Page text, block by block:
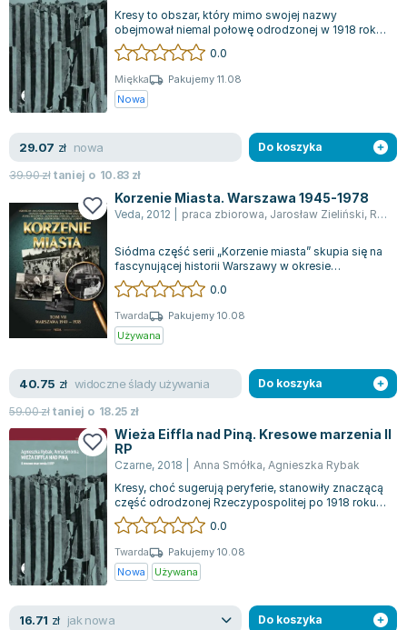
Książki o naukach politycznych dla studentów
Książki do nauk przyrodniczych dla studentów
Książki do nauk społecznych dla studentów
Książki do nauk ścisłych dla studentów
Technologia żywności - książki
Zarządzanie i marketing - książki
Nauka języków obcych - książki
Podręczniki dla nauczycieli - metodyka
Repetytoria, testy i materiały pomocnicze
Bolesław Prus
Clive Cussler
Wanda Chotomska
Józef Ignacy Kraszewski
Martyna Wojciechowska
Melissa De la Cruz
Blanka Lipińska
Jaś Kapela
Agatha Christie
Witold Gadowski
Jan Pietrzak
Marcin Kowalczyk
Piotr Zychowicz
Piotr Kościelny
Jan Piński
Zygmunt Freud
Agata Passent
Michel Moran
Maciej Orłoś
Jo Nesbo
Katarzyna Miller
Antoine de Saint Exupery
Mark Twain
Kresy to obszar, który mimo swojej nazwy
obejmował niemal połowę odrodzonej w 1918 roku
Rzeczypospolitej. Zniszczenia spowodowane...
0.0
Miękka
Pakujemy 11.08
Nowa
29.07 zł nowa
39.90złtaniej o 10.83 zł
Do koszyka
Korzenie Miasta. Warszawa 1945-1978
Veda, 2012 praca zbiorowa, Jarosław Zieliński, Roman Dziewoński
Siódma część serii „Korzenie miasta” skupia się na
fascynującej historii Warszawy w okresie
powojennym, przedstawiając proces jej...
0.0
Twarda
Pakujemy 10.08
Używana
40.75 zł widoczne ślady używania
59.00złtaniej o 18.25 zł
Do koszyka
Wieża Eiffla nad Piną. Kresowe marzenia II
RP
Czarne, 2018 Anna Smółka, Agnieszka Rybak
Kresy, choć sugerują peryferie, stanowiły znaczącą
część odrodzonej Rzeczypospolitej po 1918 roku.
Po zniszczeniach przyniesionych...
0.0
Twarda
Pakujemy 10.08
Nowa
Używana
16.71 zł jak nowa Do koszyka